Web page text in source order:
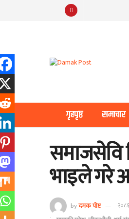
गृहपृष्ठ समाचार
समाजसेवि
भाइले गरे
byदमक पोष्ट